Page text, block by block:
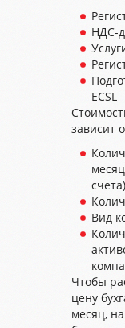
НДС-
ECSL
зависит
счета)
Вид
Чтобы
цену
месяц,